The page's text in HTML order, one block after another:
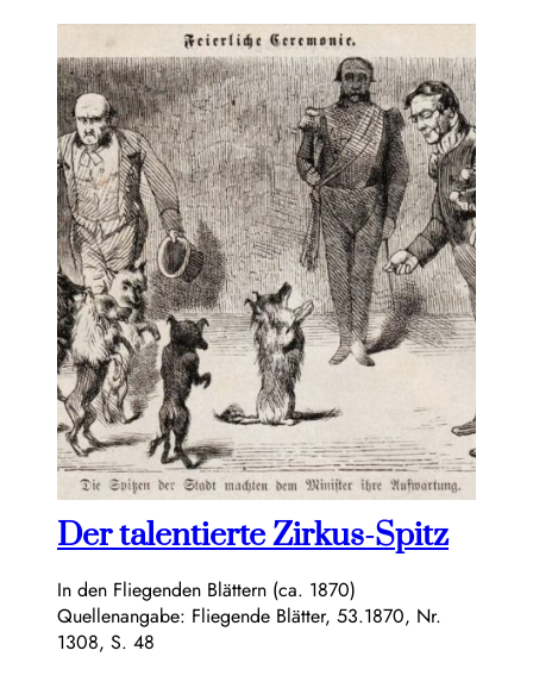
Der talentierte Zirkus-Spitz
In den Fliegenden Blättern (ca. 1870)
Quellenangabe: Fliegende Blätter, 53.1870, Nr.
1308, S. 48